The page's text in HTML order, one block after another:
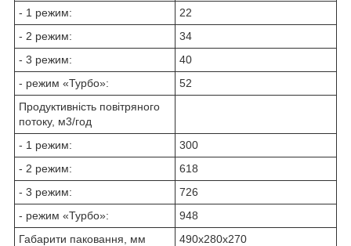
- 1 режим:
22
- 2 режим:
34
- 3 режим:
40
- режим «Турбо»:
52
Продуктивність повітряного
потоку, м3/год
- 1 режим:
300
- 2 режим:
618
- 3 режим:
726
- режим «Турбо»:
948
Габарити паковання, мм
490х280х270